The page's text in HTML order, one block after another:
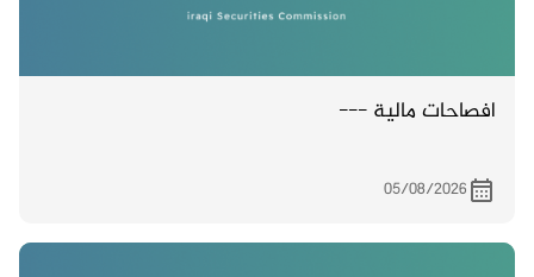
افصاحات مالية ---
05/08/2026